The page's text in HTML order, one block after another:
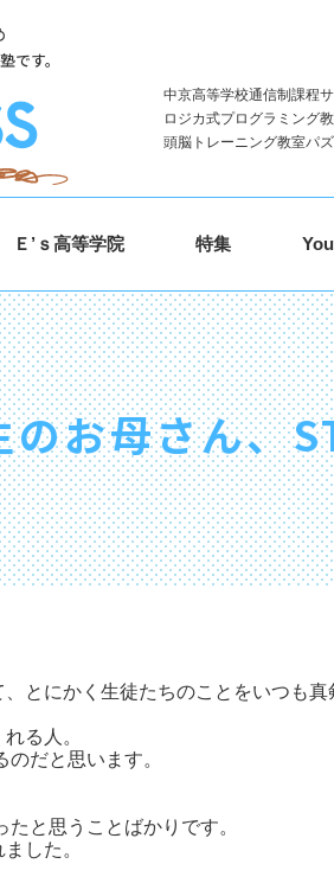
です。
中京高等学校通信制課程
ロジカ式プログラミング
頭脳トレーニング教室パ
Ｅ’ｓ高等学院 特集
お母さん、
とにかく生徒たちのことをいつも
る人。
だと思います。
と思うことばかりです。
した。